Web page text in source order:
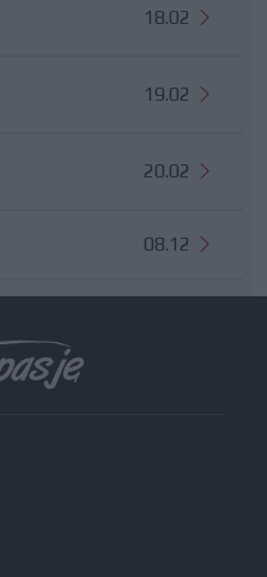
18.02
19.02
20.02
08.12